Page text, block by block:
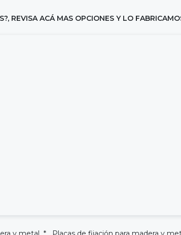
REVISA ACÁ MAS OPCIONES Y LO